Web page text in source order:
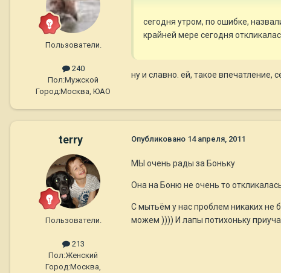
Пользователи.
240
Пол:Мужской
Город:Москва, ЮАО
сегодня утром, по ошибке,
крайней мере сегодня
ну и славно. ей, такое впечатление,
terry
Пользователи.
213
Пол:Женский
Город:Москва,
Опубликовано 14 апреля, 2011
МЫ очень рады за Боньку
Она на Боню не очень то
С мытьём у нас проблем никаких не
можем )))) И лапы потихоньку